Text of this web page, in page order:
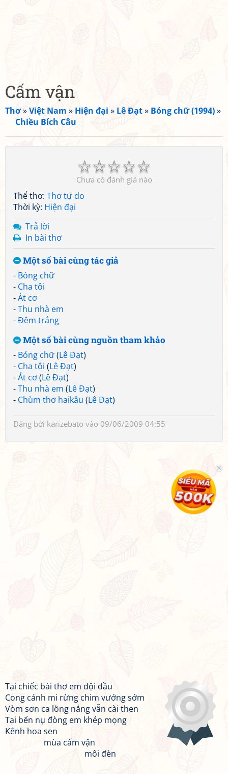
Cấm vận
Thơ»Việt Nam » Hiện đại » Lê Đạt» Bóng chữ (1994)»
Chiều Bích Câu
☆
☆
☆
☆
☆
Chưa có đánh giá nào
Thể thơ: Thơ tự do
Thời kỳ: Hiện đại
Trả lời
In bài thơ
Một số bài cùng tác giả
- Bóng chữ
- Cha tôi
-Át cơ
-Thu nhà em
-Đêm trắng
Một số bài cùng nguồn tham khảo
- Bóng chữ(Lê Đạt)
- Cha tôi (Lê Đạt)
-Át cơ(Lê Đạt)
-Thu nhà em (Lê Đạt)
- Chùm thơ haikâu (Lê Đạt)
Đăng bởi karizebato vào 09/06/2009 04:55
Tại chiếc bài thơ em đội đầu
Cong cánh mi rừng chim vướng sớm
Vòm sơn ca lồng nắng vẫn cài then
Tại bến nụ đòng em khép mọng
Kênh hoa sen
mùa cấm vận
môi đèn